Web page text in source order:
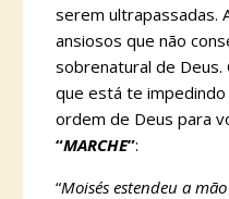
serem ultrapassadas.
ansiosos que não
sobrenatural de Deus.
que está te
ordem de Deus para
“MARCHE”:
“Moisés estendeu a